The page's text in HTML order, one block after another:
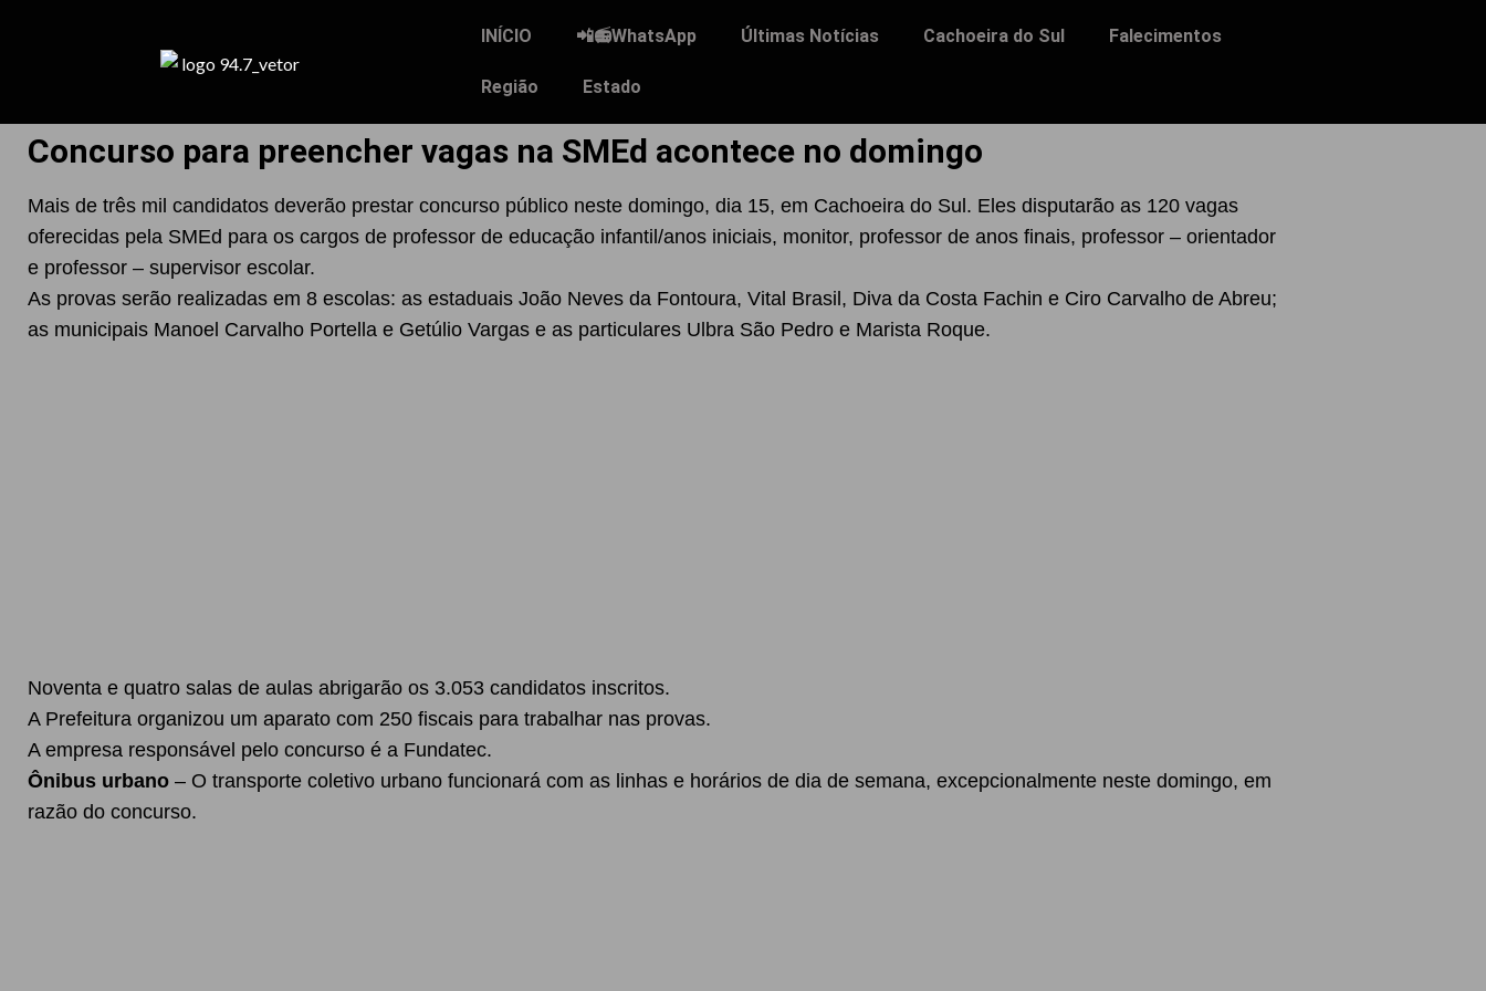
INÍCIO 📲📻WhatsApp Últimas Notícias Cachoeira do Sul Falecimentos
Região Estado
Concurso para preencher vagas na SMEd acontece no domingo
Mais de três mil candidatos deverão prestar concurso público neste domingo, dia 15, em Cachoeira do Sul. Eles disputarão as 120 vagas
oferecidas pela SMEd para os cargos de professor de educação infantil/anos iniciais, monitor, professor de anos finais, professor – orientador
e professor – supervisor escolar.
As provas serão realizadas em 8 escolas: as estaduais João Neves da Fontoura, Vital Brasil, Diva da Costa Fachin e Ciro Carvalho de Abreu;
as municipais Manoel Carvalho Portella e Getúlio Vargas e as particulares Ulbra São Pedro e Marista Roque.
Noventa e quatro salas de aulas abrigarão os 3.053 candidatos inscritos.
A Prefeitura organizou um aparato com 250 fiscais para trabalhar nas provas.
A empresa responsável pelo concurso é a Fundatec.
Ônibus urbano – O transporte coletivo urbano funcionará com as linhas e horários de dia de semana, excepcionalmente neste domingo, em
razão do concurso.